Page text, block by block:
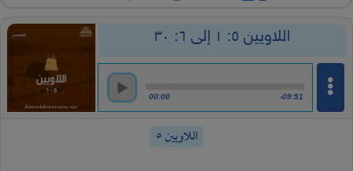
اللاويين ٥: ١ إلى ٦: ٣٠
00:00 -09:51
اللاويين ٥